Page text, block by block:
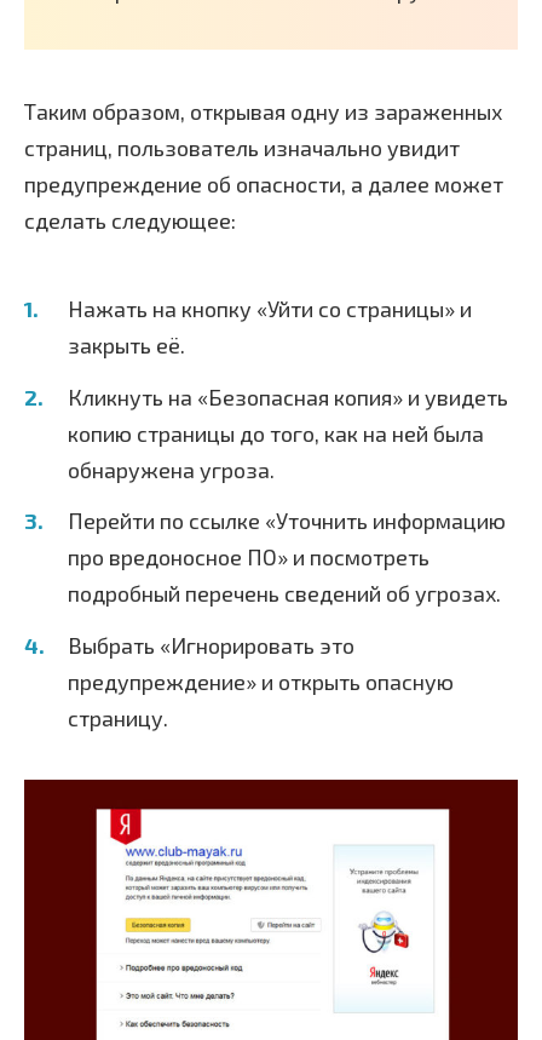
Таким образом, открывая одну из зараженных
страниц, пользователь изначально увидит
предупреждение об опасности, а далее может
сделать следующее:
Нажать на кнопку «Уйти со страницы» и
закрыть её.
Кликнуть на «Безопасная копия» и увидеть
копию страницы до того, как на ней была
обнаружена угроза.
Перейти по ссылке «Уточнить информацию
про вредоносное ПО» и посмотреть
подробный перечень сведений об угрозах.
Выбрать «Игнорировать это
предупреждение» и открыть опасную
страницу.